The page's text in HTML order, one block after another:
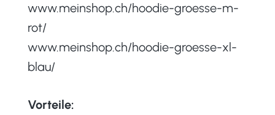
www.meinshop.ch/hoodie-groesse-m-
rot/
www.meinshop.ch/hoodie-groesse-xl-
blau/
Vorteile: